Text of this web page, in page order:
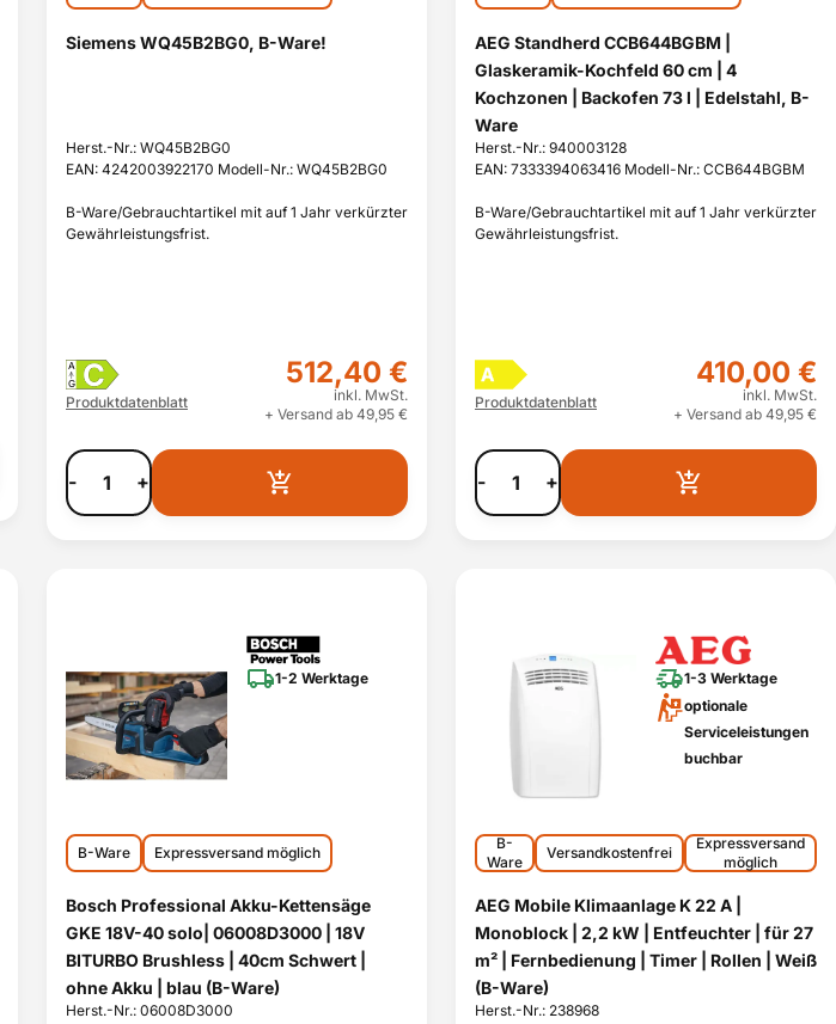
Siemens WQ45B2BG0, B-Ware!
Herst.-Nr.: WQ45B2BG0
EAN: 4242003922170 Modell-Nr.: WQ45B2BG0
B-Ware/Gebrauchtartikel mit auf 1 Jahr verkürzter
Gewährleistungsfrist.
A
G C
Produktdatenblatt
512,40 €
inkl. MwSt.
+ Versand ab 49,95 €
- +
AEG Standherd CCB644BGBM |
Glaskeramik-Kochfeld 60 cm | 4
Kochzonen | Backofen 73 l | Edelstahl, B-
Ware
Herst.-Nr.: 940003128
EAN: 7333394063416 Modell-Nr.: CCB644BGBM
B-Ware/Gebrauchtartikel mit auf 1 Jahr verkürzter
Gewährleistungsfrist.
A
Produktdatenblatt
410,00 €
inkl. MwSt.
+ Versand ab 49,95 €
- +
1-2 Werktage
B-Ware Expressversand möglich
Bosch Professional Akku-Kettensäge
GKE 18V-40 solo| 06008D3000 | 18V
BITURBO Brushless | 40cm Schwert |
ohne Akku | blau (B-Ware)
Herst.-Nr.: 06008D3000
1-3 Werktage
optionale
Serviceleistungen
buchbar
B-
Ware
Versandkostenfrei
Expressversand
möglich
AEG Mobile Klimaanlage K 22 A |
Monoblock | 2,2 kW | Entfeuchter | für 27
m² | Fernbedienung | Timer | Rollen | Weiß
(B-Ware)
Herst.-Nr.: 238968